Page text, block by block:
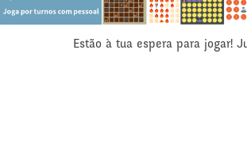
Estão à tua espera para jogar!